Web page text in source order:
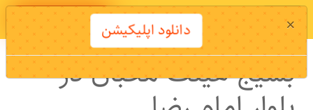
دانلود اپلیکیشن
بسیج هیئت محبان در
× دانلود اپلیکیشن